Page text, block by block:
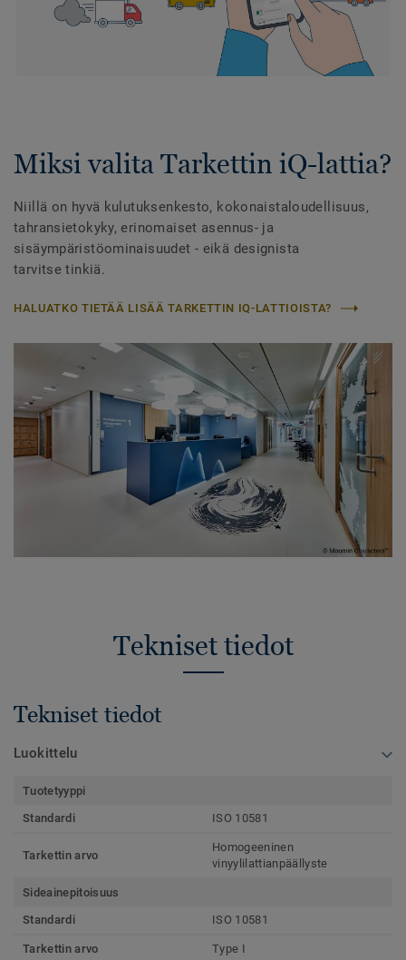
Miksi valita Tarkettin iQ-lattia?
Niillä on hyvä kulutuksenkesto, kokonaistaloudellisuus,
tahransietokyky, erinomaiset asennus- ja
sisäympäristöominaisuudet - eikä designista
tarvitse tinkiä.
HALUATKO TIETÄÄ LISÄÄ TARKETTIN IQ-LATTIOISTA?
Tekniset tiedot
Tekniset tiedot
Luokittelu
Tuotetyyppi
Standardi
ISO 10581
Tarkettin arvo
Homogeeninen
vinyylilattianpäällyste
Sideainepitoisuus
Standardi
ISO 10581
Tarkettin arvo Type I